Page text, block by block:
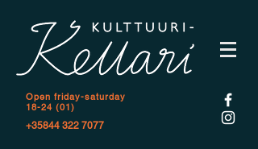
Open friday-saturday
18-24 (01)
+35844 322 7077